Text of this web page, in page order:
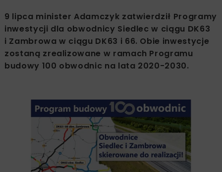
9 lipca minister Adamczyk zatwierdził Programy
inwestycji dla obwodnicy Siedlec w ciągu DK63
i Zambrowa w ciągu DK63 i 66. Obie inwestycje
zostaną zrealizowane w ramach Programu
budowy 100 obwodnic na lata 2020-2030.